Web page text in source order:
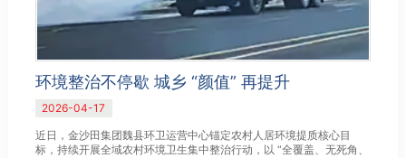
环境整治不停歇 城乡 “颜值” 再提升
2026-04-17
近日，金沙田集团魏县环卫运营中心锚定农村人居环境提质核心目
标，持续开展全域农村环境卫生集中整治行动，以 “全覆盖、无死角、